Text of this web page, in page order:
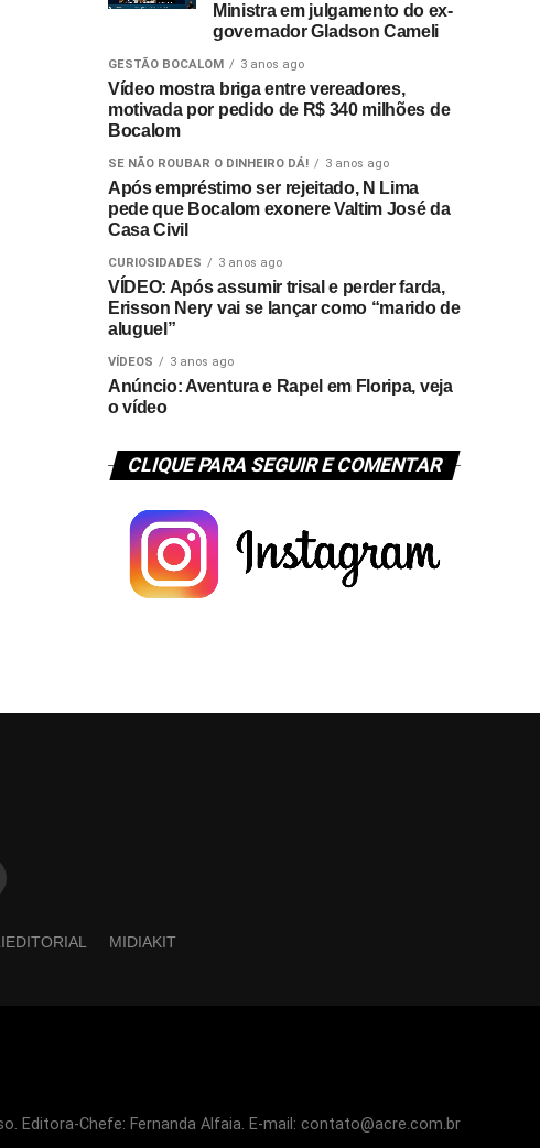
Ministra em julgamento do ex-
governador Gladson Cameli
GESTÃO BOCALOM 3 anos ago
Vídeo mostra briga entre vereadores,
motivada por pedido de R$ 340 milhões de
Bocalom
SE NÃO ROUBAR O DINHEIRO DÁ! 3 anos ago
Após empréstimo ser rejeitado, N Lima
pede que Bocalom exonere Valtim José da
Casa Civil
CURIOSIDADES 3 anos ago
VÍDEO: Após assumir trisal e perder farda,
Erisson Nery vai se lançar como “marido de
aluguel”
VÍDEOS 3 anos ago
Anúncio: Aventura e Rapel em Floripa, veja
o vídeo
CLIQUE PARA SEGUIR E COMENTAR
MIDIAKIT
Editora-Chefe: Fernanda Alfaia. E-mail: contato@acre.com.br